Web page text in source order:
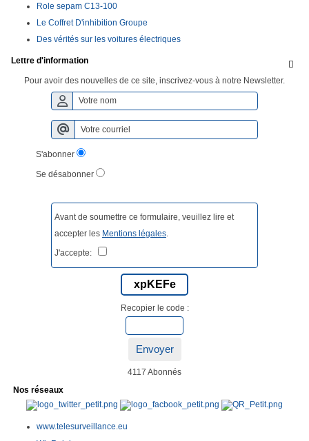
Role sepam C13-100
Le Coffret D'inhibition Groupe
Des vérités sur les voitures électriques

Lettre d'information
Pour avoir des nouvelles de ce site, inscrivez-vous à notre Newsletter.
S'abonner
Se désabonner
Avant de soumettre ce formulaire, veuillez lire et
accepter les Mentions légales
J'accepte:
xpKEFe
Recopier le code :
Envoyer
4117 Abonnés
Nos réseaux
www.telesurveillance.eu